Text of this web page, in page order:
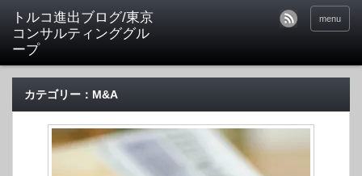
トルコ進出ブログ/東京
コンサルティンググル
ープ
menu
カテゴリー：M&A